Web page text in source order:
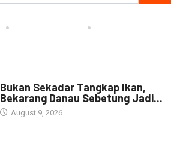
Bukan Sekadar Tangkap Ikan,
Bekarang Danau Sebetung Jadi...
August 9, 2026